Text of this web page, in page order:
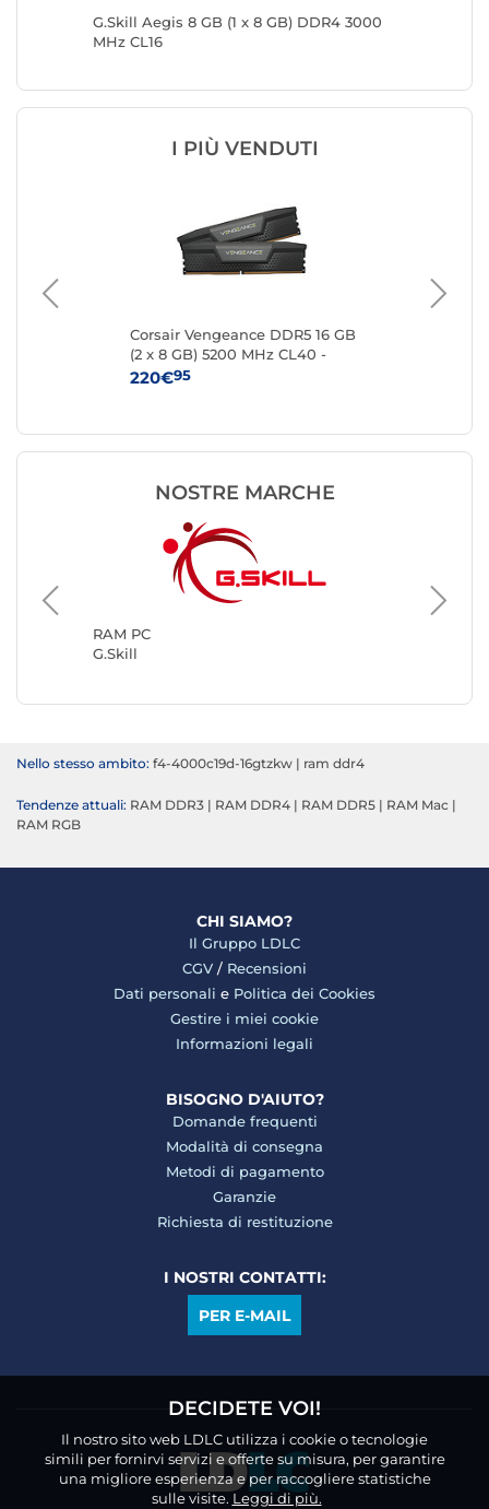
G.Skill Aegis 8 GB (1 x 8 GB) DDR4 3000
MHz CL16
I PIÙ VENDUTI
Corsair Vengeance DDR5 16 GB
(2 x 8 GB) 5200 MHz CL40 -
Nero
220€95
NOSTRE MARCHE
RAM PC
G.Skill
RAM PC
Nello stesso ambito: f4-4000c19d-16gtzkw | ram ddr4
Tendenze attuali: RAM DDR3 | RAM DDR4 | RAM DDR5 | RAM Mac |
RAM RGB
CHI SIAMO?
Il Gruppo LDLC
CGV / Recensioni
Dati personali e Politica dei Cookies
Gestire i miei cookie
Informazioni legali
BISOGNO D'AIUTO?
Domande frequenti
Modalità di consegna
Metodi di pagamento
Garanzie
Richiesta di restituzione
I NOSTRI CONTATTI:
PER E-MAIL
DECIDETE VOI!
Il nostro sito web LDLC utilizza i cookie o tecnologie
simili per fornirvi servizi e offerte su misura, per garantire
una migliore esperienza e per raccogliere statistiche
sulle visite. Leggi di più.